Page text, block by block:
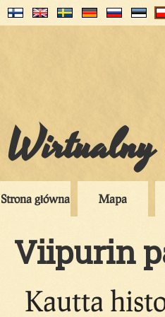
Strona główna Mapa
Viipurin
Kautta